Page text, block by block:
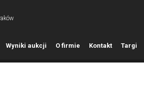
Wyniki aukcji O firmie Kontakt Targi